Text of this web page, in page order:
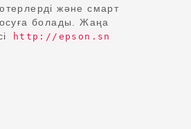
және смарт
болады. Жаңа
http://epson.sn